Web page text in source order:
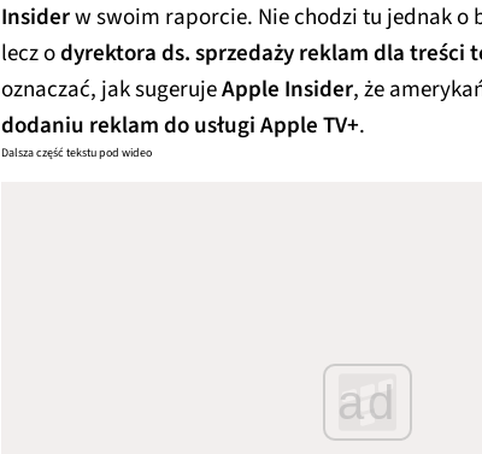
Insiderw swoim raporcie. Nie chodzi tu jednak o
lecz odyrektora ds. sprzedaży reklam dla treści
oznaczać, jak sugerujeApple Insider, że
dodaniu reklam do usługi Apple TV+.
Dalsza część tekstu pod wideo
ad